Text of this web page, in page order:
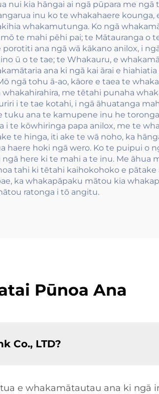
kia hāngai ai ngā pūpara me ngā
inu ko te whakahaere kounga,
whakamutunga. Ko ngā
te mahi pēhi pai; te Mātauranga o
ana ngā wā kākano anilox, i
ū o te tae; te Whakauru, e
ana ki ngā kai ārai e
ngā tohu ā-ao, kāore e taea te
me tētahi punaha
i te tae kotahi, i ngā āhuatanga
tuku ana te kamupene inu he
te kōwhiringa papa anilox, me te
te hinga, iti ake te wā noho, ka
haere hoki ngā wero. Ko te puipui o
here ki te mahi a te inu. Me āhua
tahi ki tētahi kaihokohoko e
ka whakapāpaku mātou kia
ratonga i tō angitu.
Pūnoa Ana
Co., LTD?
e whakamātautau ana ki ngā